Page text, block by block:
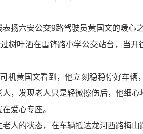
扬六安公交9路驾驶员黄国文的暖心之
树叶洒在雷锋路小学公交站台，当
机黄国文看到，他立刻稳稳停好车
，发现老人只是轻微擦伤后，他细
爱心专座。​
人的状态，在车辆抵达龙河西路梅